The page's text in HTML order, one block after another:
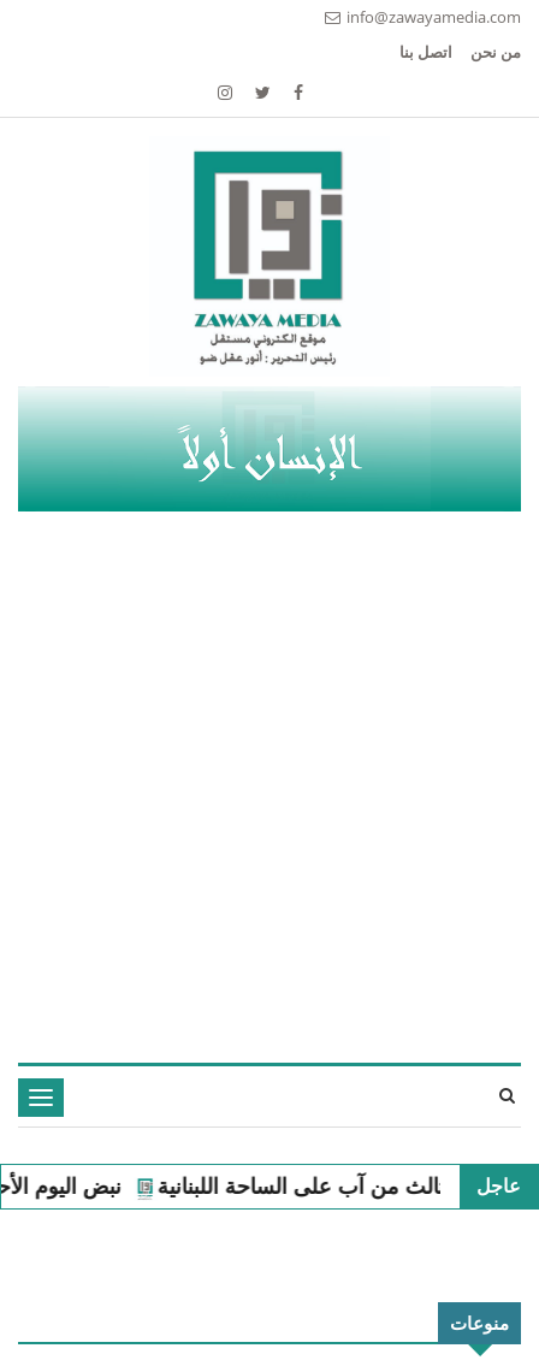
info@zawayamedia.com
من نحن
اتصل بنا
Toggle
navigation
عاجل نبض اليوم الأحد الثاني من آب على الساحة
منوعات